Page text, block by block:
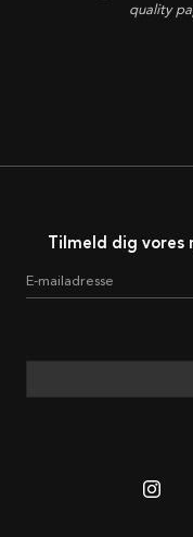
quality
Tilmeld dig vores
E-mailadresse